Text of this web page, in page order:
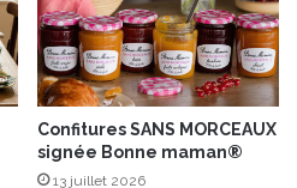
Confitures SANS MORCEAUX
signée Bonne maman®
13 juillet 2026